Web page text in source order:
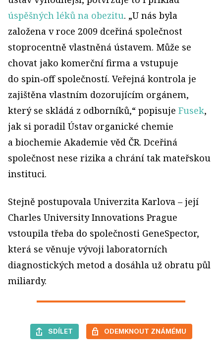
úspěšných léků na obezitu. „U nás byla
založena v roce 2009 dceřiná společnost
stoprocentně vlastněná ústavem. Může se
chovat jako komerční firma a vstupuje
do spin‑off společností. Veřejná kontrola je
zajištěna vlastním dozorujícím orgánem,
který se skládá z odborníků,“ popisuje Fusek,
jak si poradil Ústav organické chemie
a biochemie Akademie věd ČR. Dceřiná
společnost nese rizika a chrání tak mateřskou
instituci.
Stejně postupovala Univerzita Karlova – její
Charles University Innovations Prague
vstoupila třeba do společnosti GeneSpector,
která se věnuje vývoji laboratorních
diagnostických metod a dosáhla už obratu půl
miliardy.
SDÍLET ODEMKNOUT ZNÁMÉMU